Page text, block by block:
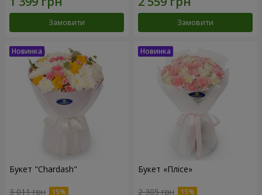
Замовити Замовити
Букет "Chardash"
3 011 грн
Букет «Плісе»
2 305 грн